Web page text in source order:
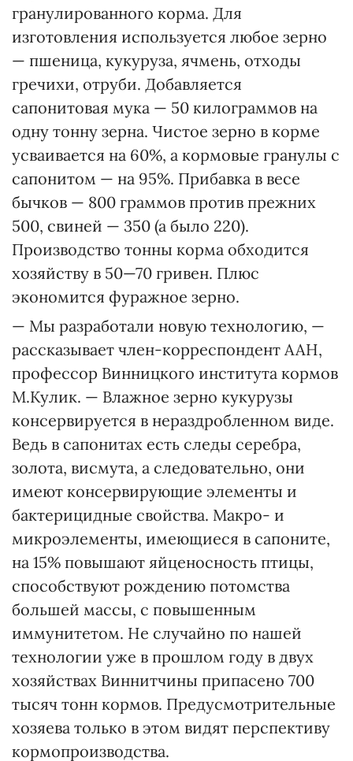
гранулированного корма. Для
изготовления используется любое зерно
— пшеница, кукуруза, ячмень, отходы
гречихи, отруби. Добавляется
сапонитовая мука — 50 килограммов на
одну тонну зерна. Чистое зерно в корме
усваивается на 60%, а кормовые гранулы с
сапонитом — на 95%. Прибавка в весе
бычков — 800 граммов против прежних
500, свиней — 350 (а было 220).
Производство тонны корма обходится
хозяйству в 50—70 гривен. Плюс
экономится фуражное зерно.
— Мы разработали новую технологию, —
рассказывает член-корреспондент ААН,
профессор Винницкого института кормов
М.Кулик. — Влажное зерно кукурузы
консервируется в нераздробленном виде.
Ведь в сапонитах есть следы серебра,
золота, висмута, а следовательно, они
имеют консервирующие элементы и
бактерицидные свойства. Макро- и
микроэлементы, имеющиеся в сапоните,
на 15% повышают яйценосность птицы,
способствуют рождению потомства
большей массы, с повышенным
иммунитетом. Не случайно по нашей
технологии уже в прошлом году в двух
хозяйствах Виннитчины припасено 700
тысяч тонн кормов. Предусмотрительные
хозяева только в этом видят перспективу
кормопроизводства.